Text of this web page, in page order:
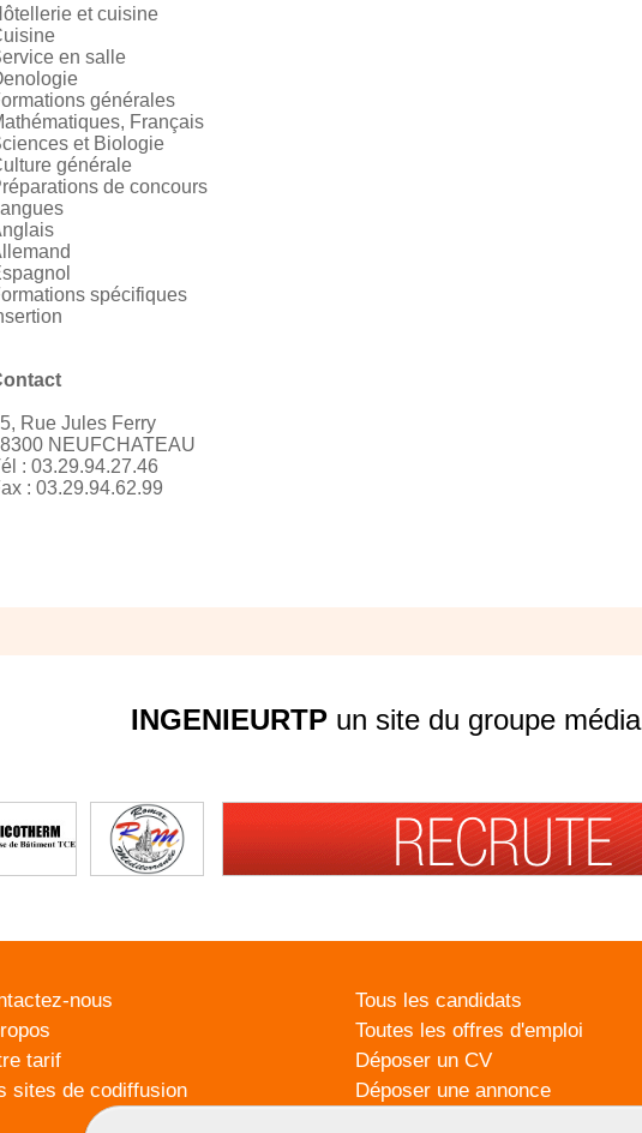
et cuisine
en salle
générales
Français
et Biologie
générale
de concours
spécifiques
Rue Jules Ferry
NEUFCHATEAU
: 03.29.94.27.46
: 03.29.94.62.99
INGENIEURTPun site du groupe média
nous
tarif
sites de codiffusion
Tous les candidats
Toutes les offres d'emploi
Déposer un CV
Déposer une annonce